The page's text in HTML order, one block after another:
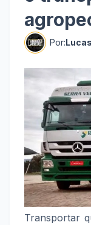
Por:
Transportar